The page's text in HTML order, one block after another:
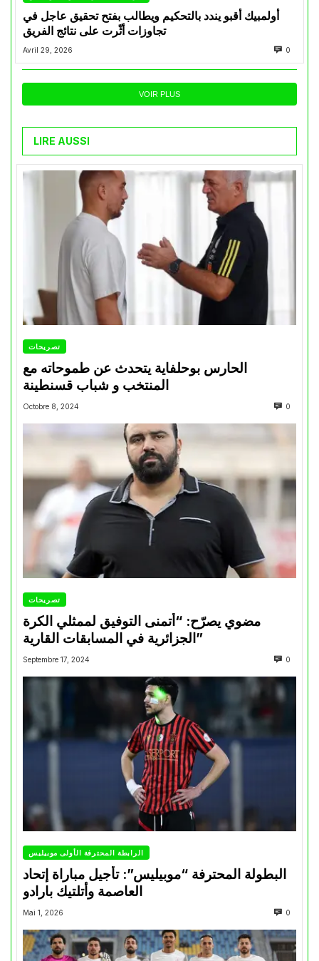
أولمبيك أقبو يندد بالتحكيم ويطالب بفتح تحقيق عاجل في
تجاوزات أثّرت على نتائج الفريق
Avril 29, 2026 0
VOIR PLUS
LIRE AUSSI
تصريحات
الحارس بوحلفاية يتحدث عن طموحاته مع
المنتخب و شباب قسنطينة
Octobre 8, 2024 0
تصريحات
مضوي يصرّح: “أتمنى التوفيق لممثلي الكرة
الجزائرية في المسابقات القارية”
Septembre 17, 2024 0
الرابطة المحترفة الأولى موبيليس
البطولة المحترفة “موبيليس”: تأجيل مباراة إتحاد
العاصمة وأتلتيك بارادو
Mai 1, 2026 0